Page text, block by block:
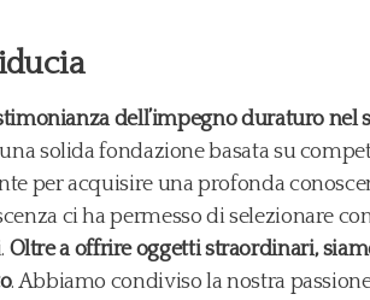
dell’impegno duraturo nel
solida fondazione basata su
per acquisire una profonda
ci ha permesso di selezionare
Oltre a offrire oggetti straordinari,
. Abbiamo condiviso la nostra